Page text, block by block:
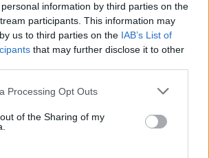
information by third parties on the
participants. This information may
us to third parties on the IAB’s List of
that may further disclose it to other
Processing Opt Outs
of the Sharing of my
επετείου
Μεταξική